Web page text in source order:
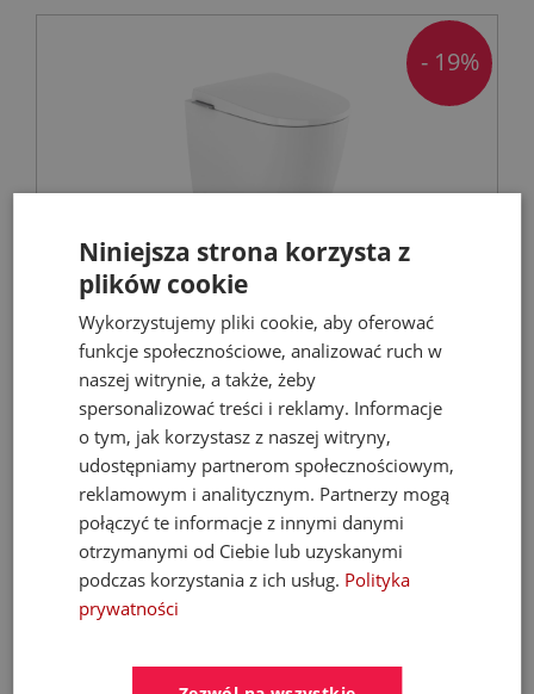
ROCA AVANT-E miska wc stojąca z
zbiornikiem In-Tank® i deską
wolnoopadającą biała
Miski WC
3 299,97 zł
4 059,00 zł
- 19%
Niniejsza strona korzysta z
plików cookie
Wykorzystujemy pliki cookie, aby oferować
funkcje społecznościowe, analizować ruch w
naszej witrynie, a także, żeby
spersonalizować treści i reklamy. Informacje
o tym, jak korzystasz z naszej witryny,
udostępniamy partnerom społecznościowym,
reklamowym i analitycznym. Partnerzy mogą
połączyć te informacje z innymi danymi
otrzymanymi od Ciebie lub uzyskanymi
podczas korzystania z ich usług. Polityka
prywatności